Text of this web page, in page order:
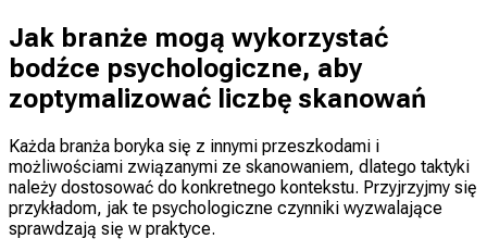
Jak branże mogą wykorzystać
bodźce psychologiczne, aby
zoptymalizować liczbę skanowań
Każda branża boryka się z innymi przeszkodami i
możliwościami związanymi ze skanowaniem, dlatego taktyki
należy dostosować do konkretnego kontekstu. Przyjrzyjmy się
przykładom, jak te psychologiczne czynniki wyzwalające
sprawdzają się w praktyce.